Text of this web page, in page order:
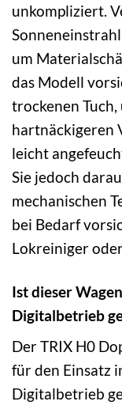
unkompliziert.
um
das Modell
trockenen
hartnäckigeren
leicht
Sie jedoch
mechanischen
bei Bedarf
Lokreiniger
Ist dieser
Digitalbetrieb
Der TRIX H0
für den Einsatz
Digitalbetrieb